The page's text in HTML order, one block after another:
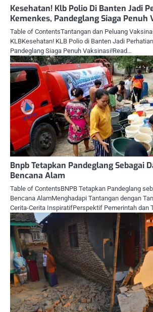
Kesehatan! Klb Polio Di Banten Jadi
Kemenkes, Pandeglang Siaga Penuh
Table of ContentsTantangan dan Peluang
KLBKesehatan! KLB Polio di Banten Jadi
Pandeglang Siaga Penuh Vaksinasi!Read…
Bnpb Tetapkan Pandeglang Sebagai
Bencana Alam
Table of ContentsBNPB Tetapkan Pandeglang
Bencana AlamMenghadapi Tantangan dengan
Cerita-Cerita InspiratifPerspektif Pemerintah dan